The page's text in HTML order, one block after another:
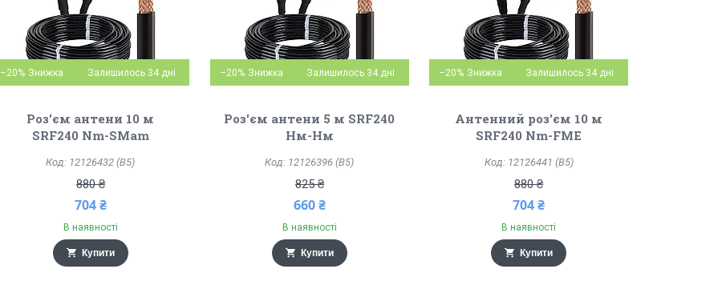
–20% Залишилось 34 дні
Роз'єм антени 10 м
SRF240 Nm-SMam
12126432 (B5)
880 ₴
704 ₴
В наявності
Купити
–20% Залишилось 34 дні
Роз'єм антени 5 м SRF240
Нм-Нм
12126396 (B5)
825 ₴
660 ₴
В наявності
Купити
–20% Залишилось 34 дні
Антенний роз'єм 10 м
SRF240 Nm-FME
12126441 (B5)
880 ₴
704 ₴
В наявності
Купити